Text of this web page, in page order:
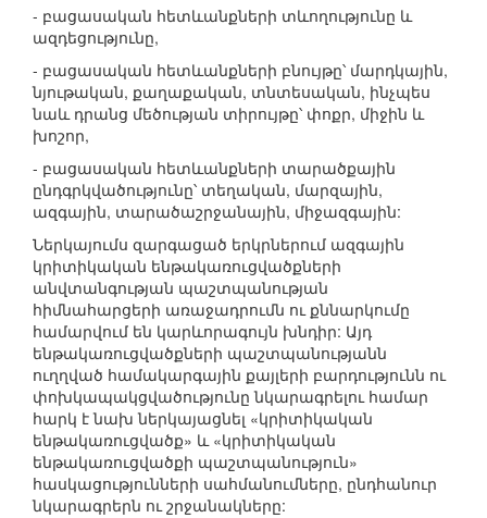
- բացասական հետևանքների տևողությունը և
ազդեցությունը,
- բացասական հետևանքների բնույթը՝ մարդկային,
նյութական, քաղաքական, տնտեսական, ինչպես
նաև դրանց մեծության տիրույթը՝ փոքր, միջին և
խոշոր,
- բացասական հետևանքների տարածքային
ընդգրկվածությունը՝ տեղական, մարզային,
ազգային, տարածաշրջանային, միջազգային:
Ներկայումս զարգացած երկրներում ազգային
կրիտիկական ենթակառուցվածքների
անվտանգության պաշտպանության
հիմնահարցերի առաջադրումն ու քննարկումը
համարվում են կարևորագույն խնդիր: Այդ
ենթակառուցվածքների պաշտպանությանն
ուղղված համակարգային քայլերի բարդությունն ու
փոխկապակցվածությունը նկարագրելու համար
հարկ է նախ ներկայացնել «կրիտիկական
ենթակառուցվածք» և «կրիտիկական
ենթակառուցվածքի պաշտպանություն»
հասկացությունների սահմանումները, ընդհանուր
նկարագրերն ու շրջանակները: